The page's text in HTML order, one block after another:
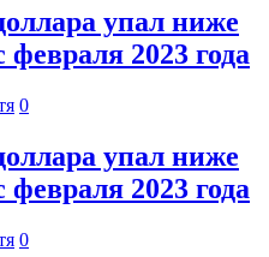
упал ниже
2023 года
0
упал ниже
2023 года
0